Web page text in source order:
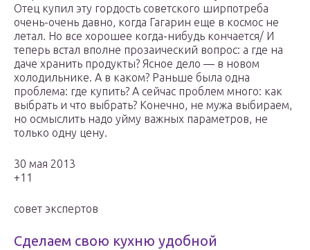
Отец купил эту гордость советского ширпотреба
очень-очень давно, когда Гагарин еще в космос не
летал. Но все хорошее когда-нибудь кончается/ И
теперь встал вполне прозаический вопрос: а где на
даче хранить продукты? Ясное дело — в новом
холодильнике. А в каком? Раньше была одна
проблема: где купить? А сейчас проблем много: как
выбрать и что выбрать? Конечно, не мужа выбираем,
но осмыслить надо уйму важных параметров, не
только одну цену.
30 мая 2013
+11
совет экспертов
Сделаем свою кухню удобной